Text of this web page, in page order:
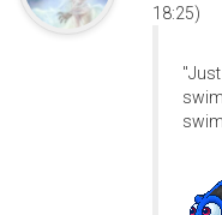
18:25)